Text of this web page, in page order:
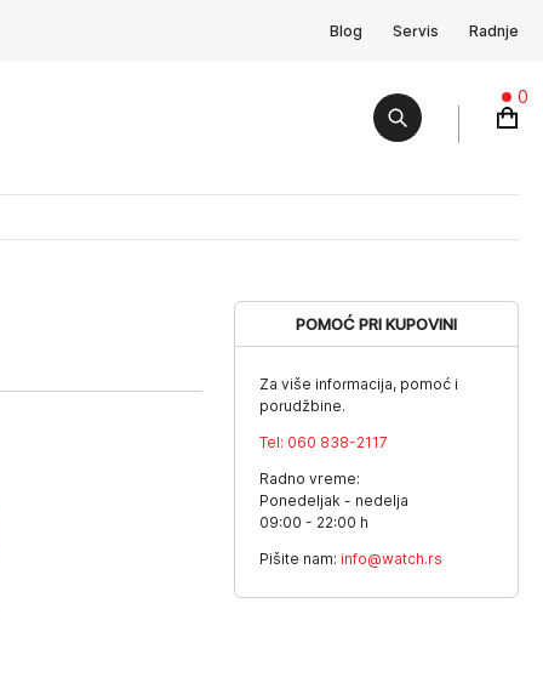
Blog Servis Radnje
0
POMOĆ PRI KUPOVINI
Za više informacija, pomoć i
porudžbine.
Tel: 060 838-2117
Radno vreme:
Ponedeljak - nedelja
09:00 - 22:00 h
Pišite nam: info@watch.rs